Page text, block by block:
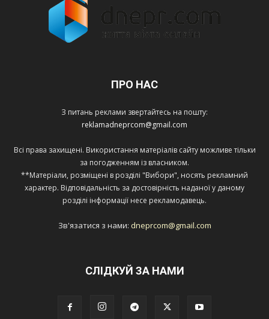
ПРО НАС
З питань реклами звертайтесь на пошту:
reklamadneprcom@gmail.com
Всі права захищені. Використання матеріалів сайту можливе тільки
за погодженням із власником.
**Матеріали, розміщені в розділі "Вибори", носять рекламний
характер. Відповідальність за достовірність наданої у даному
розділі інформації несе рекламодавець.
Зв'язатися з нами: dneprcom@gmail.com
СЛІДКУЙ ЗА НАМИ